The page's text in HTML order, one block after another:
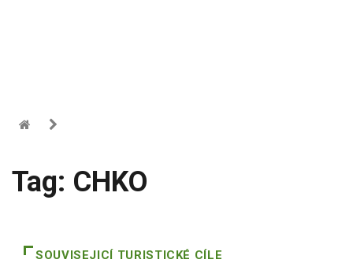
Tag: CHKO
SOUVISEJICÍ TURISTICKÉ CÍLE